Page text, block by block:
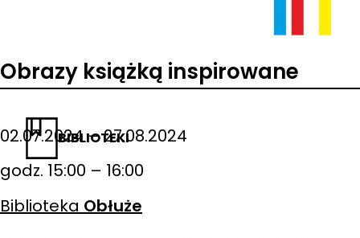
BIBLIOTEKI
Obrazy książką inspirowane
02.07.2024 – 27.08.2024
godz. 15:00 – 16:00
Biblioteka Obłuże